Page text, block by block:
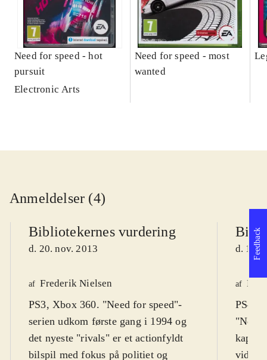
Need for speed - hot
pursuit
Electronic Arts
Need for speed - most
wanted
Anmeldelser (4)
Bibliotekernes vurdering
d. 20. nov. 2013
af Frederik Nielsen
PS3, Xbox 360. "Need for speed"-
serien udkom første gang i 1994 og
det nyeste "rivals" er et actionfyldt
bilspil med fokus på politiet og
d. 17.
af
PS4,
"Need
videre
Feedback